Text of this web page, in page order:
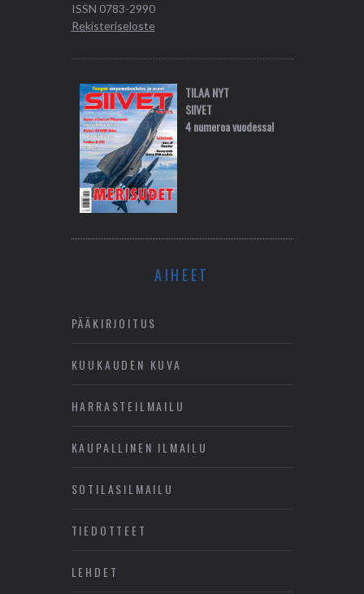
ISSN 0783-2990
Rekisteriseloste
TILAA NYT
SIIVET
4 numeroa vuodessa!
AIHEET
PÄÄKIRJOITUS
KUUKAUDEN KUVA
HARRASTEILMAILU
KAUPALLINEN ILMAILU
SOTILASILMAILU
TIEDOTTEET
LEHDET